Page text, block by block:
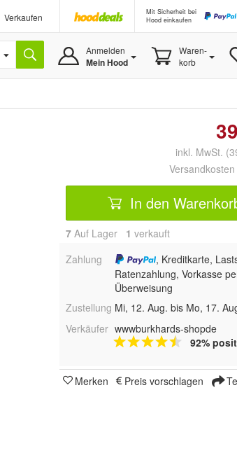
Verkaufen
Mit Sicherheit bei
Hood einkaufen
Anmelden
Mein Hood
Waren-
korb
inkl. MwSt.
In den
7 Auf Lager 1 verkauft
Zahlung
, Kreditkarte,
Ratenzahlung, Vorkasse
Überweisung
Zustellung Mi, 12. Aug. bis Mo, 17.
Verkäufer wwwburkhards-shopde
92%
Merken Preis vorschlagen